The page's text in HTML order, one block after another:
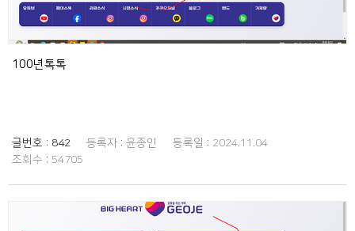
100년톡톡
글번호 : 842 등록자 : 윤종인 등록일 : 2024.11.04
조회수 : 54705